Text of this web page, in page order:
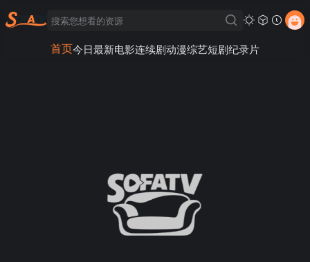
首页今日最新电影连续剧动漫综艺短剧纪录片